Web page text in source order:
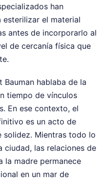
han
el material
antes de incorporarlo al
de cercanía física que
hablaba de la
tiempo de vínculos
En ese contexto, el
es un acto de
solidez. Mientras todo lo
las relaciones de
la madre permanece
en un mar de